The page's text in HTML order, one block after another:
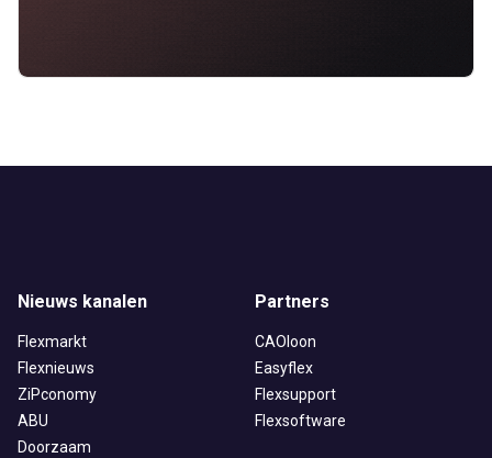
Nieuws kanalen
Flexmarkt
Flexnieuws
ZiPconomy
ABU
Doorzaam
Partners
CAOloon
Easyflex
Flexsupport
Flexsoftware